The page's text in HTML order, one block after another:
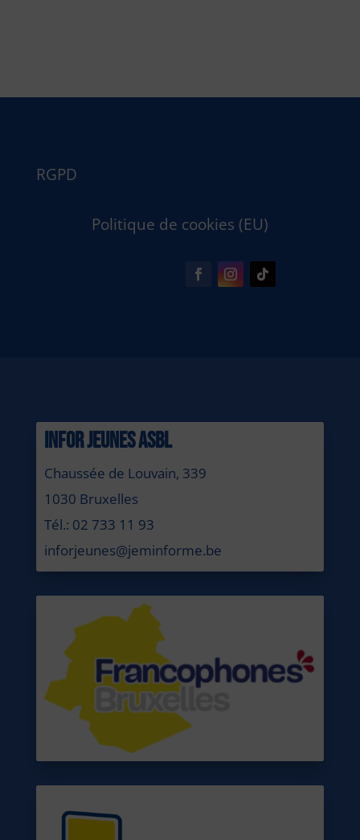
RGPD
Politique de cookies (EU)
INFOR JEUNES ASBL
Chaussée de Louvain, 339
1030 Bruxelles
Tél.: 02 733 11 93
inforjeunes@jeminforme.be